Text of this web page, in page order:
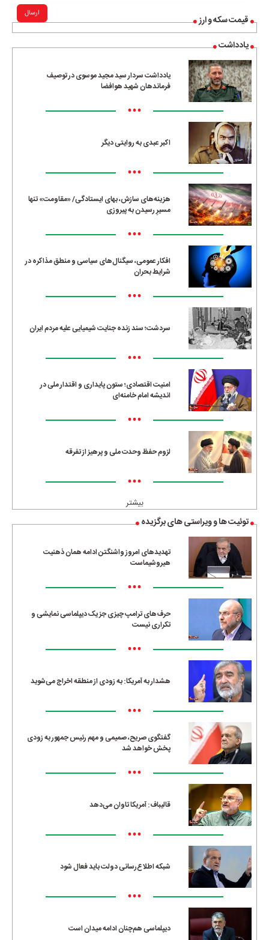
قیمت سکه و ارز
یادداشت
یادداشت سردار سید مجید موسوی در توصیف
فرماندهان شهید هوافضا
•••
اکبر عبدی به روایتی دیگر
•••
هزینه‌های سازش، بهای ایستادگی/ «مقاومت» تنها
مسیرِ رسیدن به پیروزی
•••
افکار عمومی، سیگنال‌های سیاسی و منطق مذاکره در
شرایط بحران
•••
سردشت؛ سند زنده جنایت شیمیایی علیه مردم ایران
•••
امنیت اقتصادی؛ ستون پایداری و اقتدار ملی در
اندیشه امام خامنه‌ای
•••
لزوم حفظ وحدت ملی و پرهیز از تفرقه
•••
بیشتر
توئیت ها و ویراستی های برگزیده
تهدیدهای امروز واشنگتن ادامه همان ذهنیت
هیروشیماست
•••
حرف‌های ترامپ چیزی جز یک دیپلماسی نمایشی و
تکراری نیست
•••
هشدار به آمریکا: به زودی از منطقه اخراج می‌شوید
•••
گفتگوی صریح، صمیمی و مهم رئیس جمهور به زودی
پخش خواهد شد
•••
قالیباف: آمریکا تاوان می‌دهد
•••
شبکه اطلاع‌رسانی دولت باید فعال شود
•••
دیپلماسی هم‌چنان ادامه میدان است
ارسال